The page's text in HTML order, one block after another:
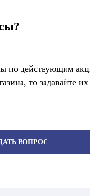
по действующим
то задавайте
ВОПРОС